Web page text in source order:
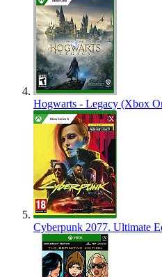
Hogwarts - Legacy (Xbox
Cyberpunk 2077. Ultimate